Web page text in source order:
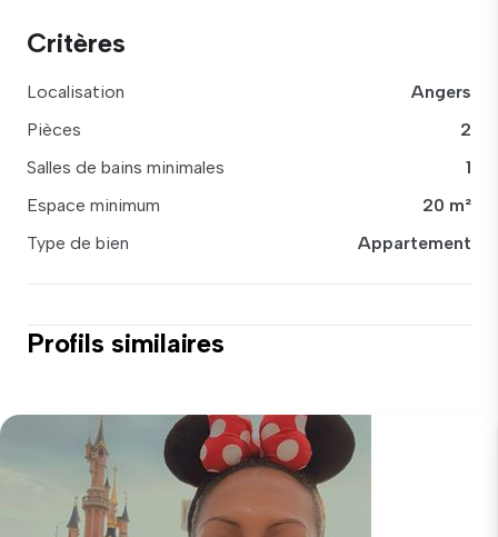
Critères
Localisation
Angers
Pièces
2
Salles de bains minimales
1
Espace minimum
20 m²
Type de bien
Appartement
Profils similaires